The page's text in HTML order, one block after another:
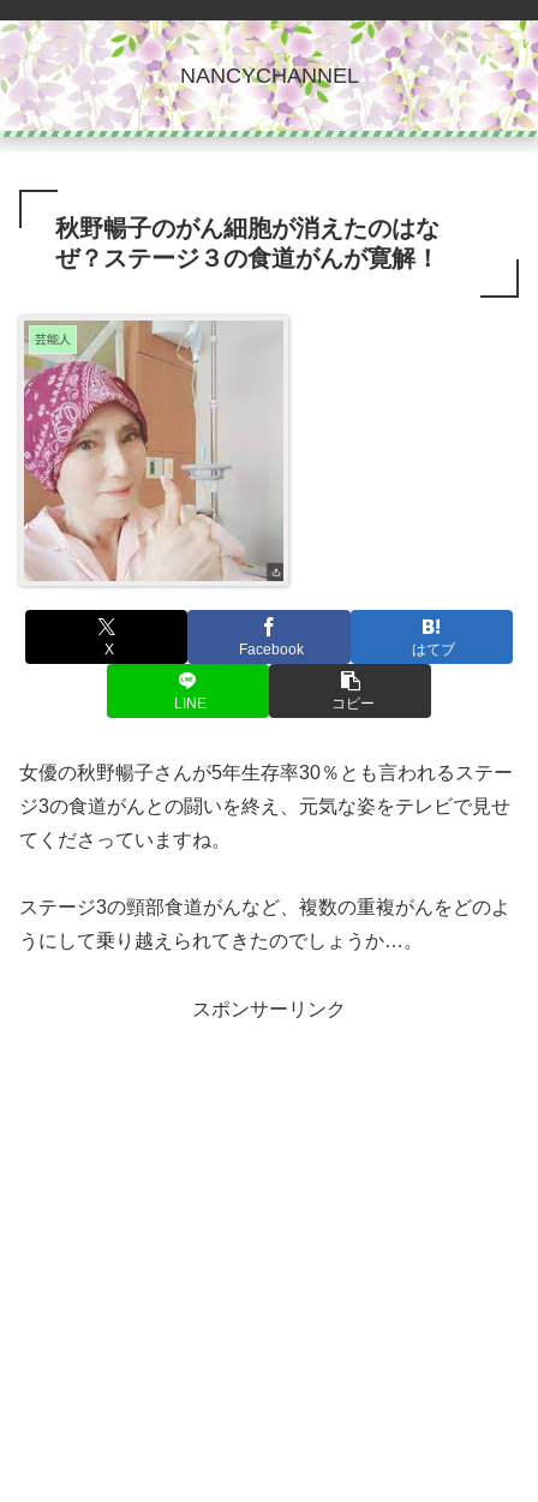
NANCYCHANNEL
秋野暢子のがん細胞が消えたのはな
ぜ？ステージ３の食道がんが寛解！
芸能人
X Facebook はてブ
LINE コピー
女優の秋野暢子さんが5年生存率30％とも言われるステー
ジ3の食道がんとの闘いを終え、元気な姿をテレビで見せ
てくださっていますね。
ステージ3の頸部食道がんなど、複数の重複がんをどのよ
うにして乗り越えられてきたのでしょうか…。
スポンサーリンク